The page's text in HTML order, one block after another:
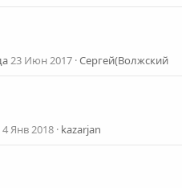
23 Июн 2017 Сергей(Волжский
4 Янв 2018 kazarjan